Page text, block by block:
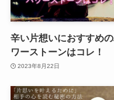
辛い片想いにおすすめ
ワーストーンはコレ！
2023年8月22日